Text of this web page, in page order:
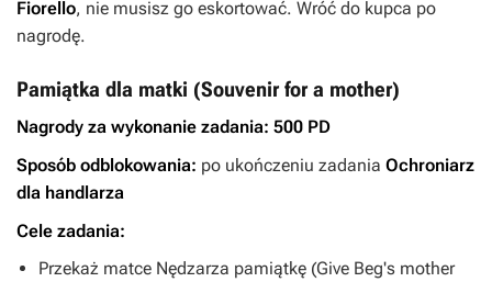
Fiorello, nie musisz go eskortować. Wróć do kupca po
nagrodę.
Pamiątka dla matki (Souvenir for a mother)
Nagrody za wykonanie zadania: 500 PD
Sposób odblokowania: po ukończeniu zadania Ochroniarz
dla handlarza
Cele zadania:
Przekaż matce Nędzarza pamiątkę (Give Beg's mother